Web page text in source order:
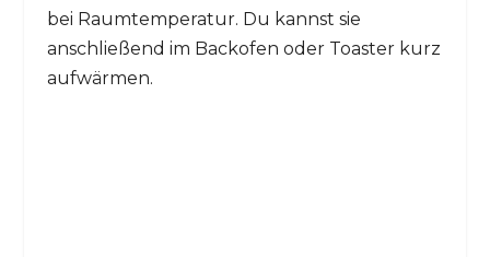
bei Raumtemperatur. Du kannst sie
anschließend im Backofen oder Toaster kurz
aufwärmen.